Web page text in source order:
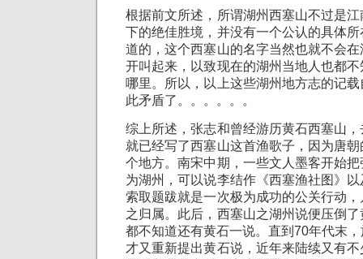
根据前文所述，所谓湖州西塞山不过是
下的绝佳胜境，并没有一个公认的具体
道的，这个西塞山的名字当然也就不会
开叫起来，以致现在的湖州当地人也都
哪里。所以，以上这些湖州地方志的记
此矛盾了。。。。。。
综上所述，张志和曾经游历黄石西塞山
就已经写了西塞山这首渔歌子，因为唐
个地方。南宋中期，一些文人墨客开始
为湖州，可以说李结作《西塞渔社图》
索取题跋就是一次极为成功的公关行动
之归属。此后，西塞山之湖州说便压倒
都不知道还有黄石一说。直到70年代末
才又重新提出黄石说，近年来陆续又有